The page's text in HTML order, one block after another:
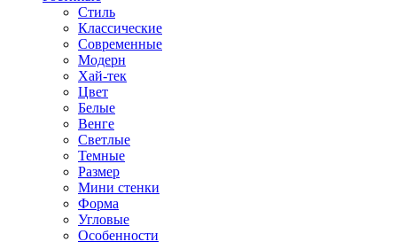
Стиль
Классические
Современные
Модерн
Хай-тек
Цвет
Белые
Венге
Светлые
Темные
Размер
Мини стенки
Форма
Угловые
Особенности